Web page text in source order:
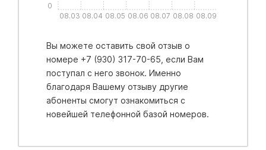
08.03 08.04 08.05 08.06 08.07 08.08 08.09
0
Вы можете оставить свой отзыв о
номере +7 (930) 317-70-65, если Вам
поступал с него звонок. Именно
благодаря Вашему отзыву другие
абоненты смогут ознакомиться с
новейшей телефонной базой номеров.